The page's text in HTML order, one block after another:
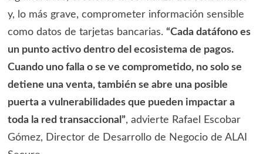
y, lo más grave, comprometer información sensible
como datos de tarjetas bancarias. “Cada datáfono es
un punto activo dentro del ecosistema de pagos.
Cuando uno falla o se ve comprometido, no solo se
detiene una venta, también se abre una posible
puerta a vulnerabilidades que pueden impactar a
toda la red transaccional”, advierte Rafael Escobar
Gómez, Director de Desarrollo de Negocio de ALAI